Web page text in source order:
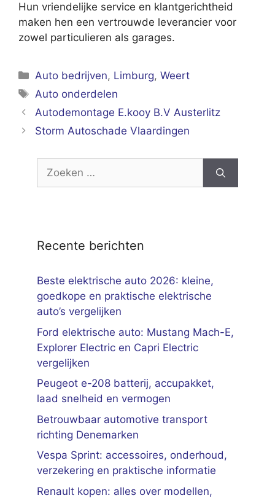
Hun vriendelijke service en klantgerichtheid
maken hen een vertrouwde leverancier voor
zowel particulieren als garages.
Categorieën
Auto bedrijven, Limburg,Weert
Tags
Auto onderdelen
Autodemontage E.kooy B.V Austerlitz
Storm Autoschade Vlaardingen
Zoek
Recente berichten
Beste elektrische auto 2026: kleine,
goedkope en praktische elektrische
auto’s vergelijken
Ford elektrische auto: Mustang Mach-E,
Explorer Electric en Capri Electric
vergelijken
Peugeot e-208 batterij, accupakket,
laad snelheid en vermogen
Betrouwbaar automotive transport
richting Denemarken
Vespa Sprint: accessoires, onderhoud,
verzekering en praktische informatie
Renault kopen: alles over modellen,